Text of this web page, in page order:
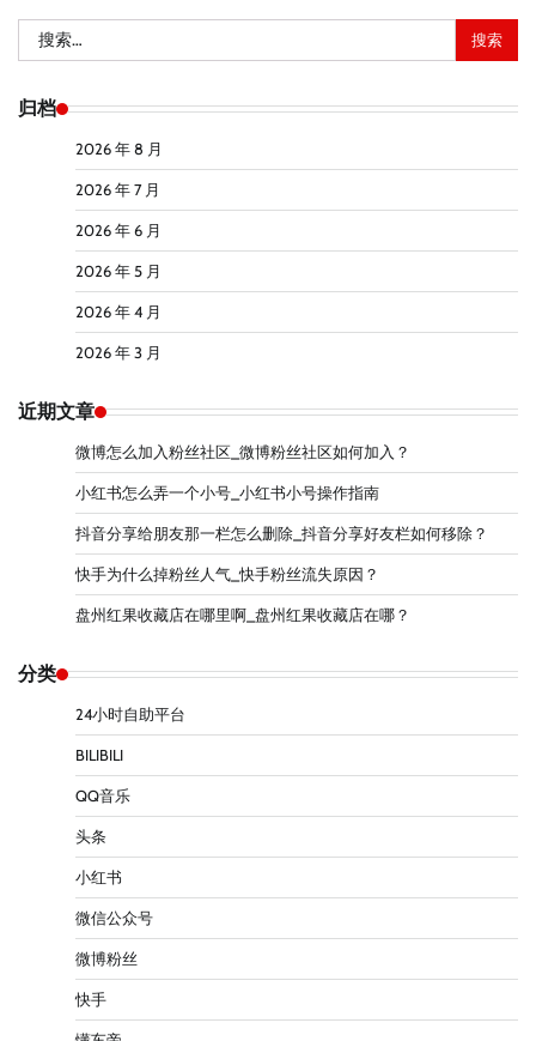
索：
归档
2026 年 8 月
2026 年 7 月
2026 年 6 月
2026 年 5 月
2026 年 4 月
2026 年 3 月
近期文章
微博怎么加入粉丝社区_微博粉丝社区如何加入？
小红书怎么弄一个小号_小红书小号操作指南
抖音分享给朋友那一栏怎么删除_抖音分享好友栏如何移除？
快手为什么掉粉丝人气_快手粉丝流失原因？
盘州红果收藏店在哪里啊_盘州红果收藏店在哪？
分类
24小时自助平台
BILIBILI
QQ音乐
头条
小红书
微信公众号
微博粉丝
快手